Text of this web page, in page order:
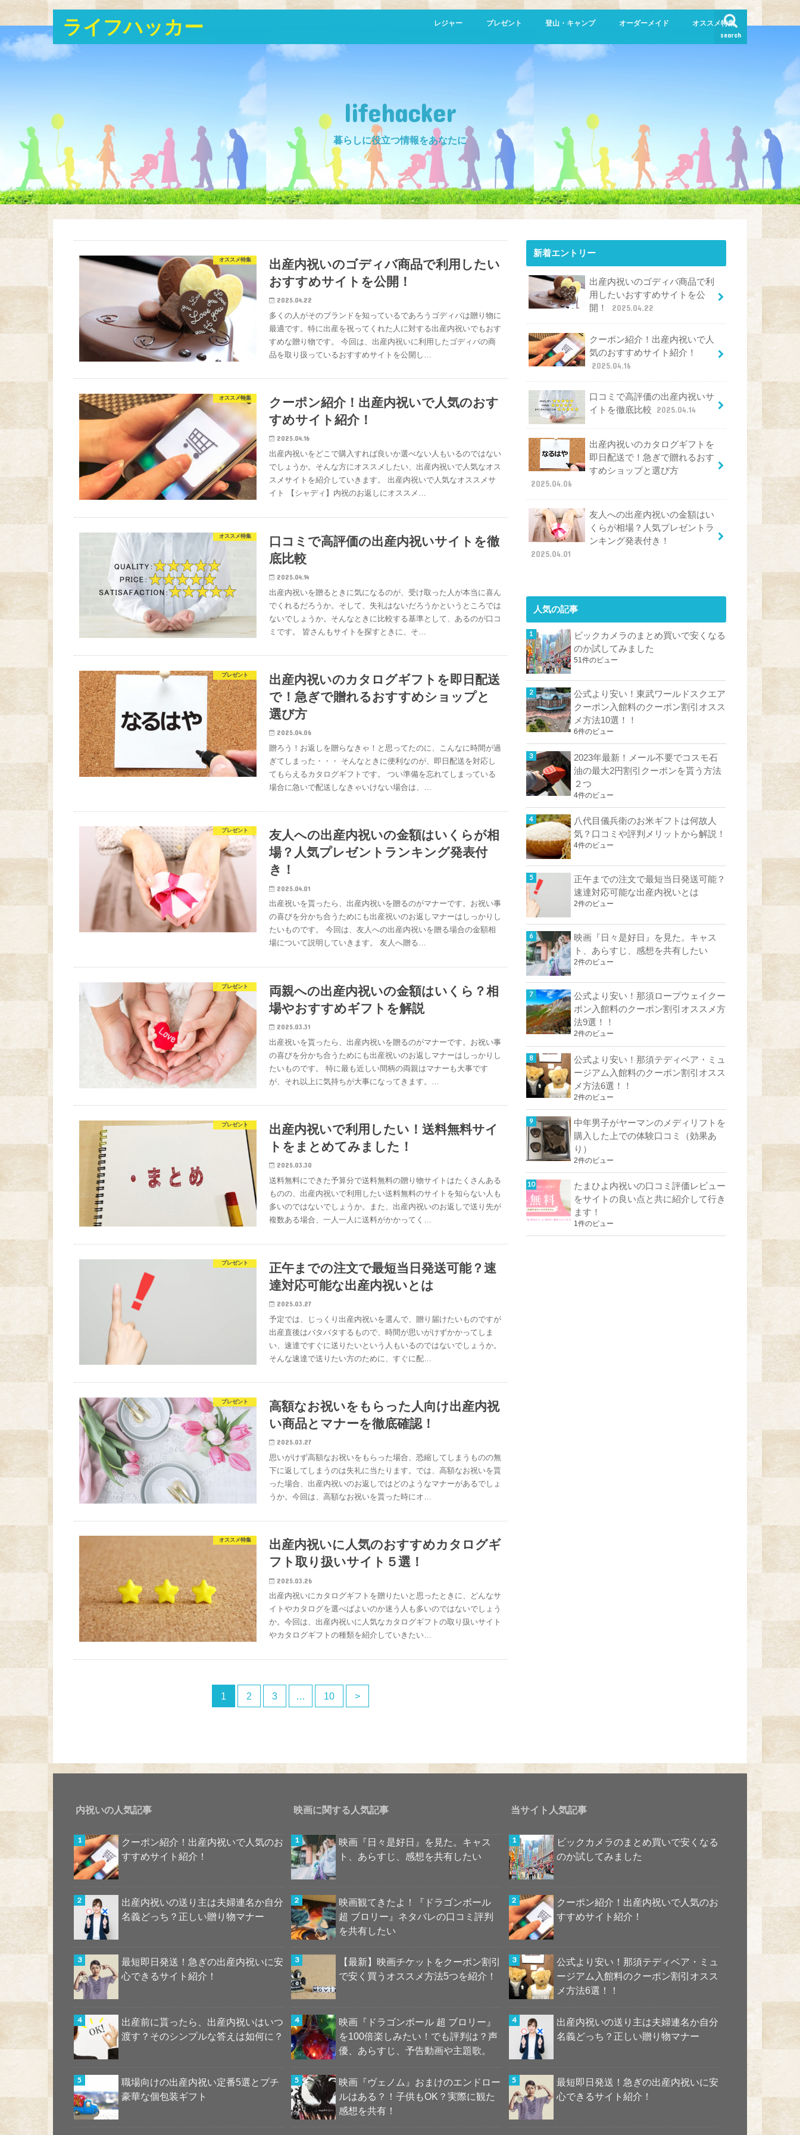
ライフハッカー search
レジャー プレゼント
胡蝶蘭
登山・キャンプ オーダーメイド オススメ特集
lifehacker
暮らしに役立つ情報をあなたに
オススメ特集
出産内祝いのゴディバ商品で利用したい
おすすめサイトを公開！
2025.04.22
多くの人がそのブランドを知っているであろうゴディバは贈り物に
最適です。特に出産を祝ってくれた人に対する出産内祝いでもおす
すめな贈り物です。 今回は、出産内祝いに利用したゴディバの商
品を取り扱っているおすすめサイトを公開し…
オススメ特集
クーポン紹介！出産内祝いで人気のおす
すめサイト紹介！
2025.04.16
出産内祝いをどこで購入すれば良いか選べない人もいるのではない
でしょうか。そんな方にオススメしたい、出産内祝いで人気なオス
スメサイトを紹介していきます。 出産内祝いで人気なオススメサ
イト 【シャディ】内祝のお返しにオススメ…
オススメ特集
口コミで高評価の出産内祝いサイトを徹
底比較
2025.04.14
出産内祝いを贈るときに気になるのが、受け取った人が本当に喜ん
でくれるだろうか。そして、失礼はないだろうかというところでは
ないでしょうか。そんなときに比較する基準として、あるのが口コ
ミです。 皆さんもサイトを探すときに、そ…
プレゼント
出産内祝いのカタログギフトを即日配送
で！急ぎで贈れるおすすめショップと
選び方
2025.04.06
贈ろう！お返しを贈らなきゃ！と思ってたのに、こんなに時間が過
ぎてしまった・・・ そんなときに便利なのが、即日配送を対応し
てもらえるカタログギフトです。 つい準備を忘れてしまっている
場合に急いで配送しなきゃいけない場合は、…
プレゼント
友人への出産内祝いの金額はいくらが相
場？人気プレゼントランキング発表付
き！
2025.04.01
出産祝いを貰ったら、出産内祝いを贈るのがマナーです。お祝い事
の喜びを分かち合うためにも出産祝いのお返しマナーはしっかりし
たいものです。 今回は、友人への出産内祝いを贈る場合の金額相
場について説明していきます。 友人へ贈る…
プレゼント
両親への出産内祝いの金額はいくら？相
場やおすすめギフトを解説
2025.03.31
出産祝いを貰ったら、出産内祝いを贈るのがマナーです。お祝い事
の喜びを分かち合うためにも出産祝いのお返しマナーはしっかりし
たいものです。 特に最も近しい間柄の両親はマナーも大事です
が、それ以上に気持ちが大事になってきます。…
プレゼント
出産内祝いで利用したい！送料無料サイ
トをまとめてみました！
2025.03.30
送料無料にできた予算分で送料無料の贈り物サイトはたくさんある
ものの、出産内祝いで利用したい送料無料のサイトを知らない人も
多いのではないでしょうか。また、出産内祝いのお返しで送り先が
複数ある場合、一人一人に送料がかかってく…
プレゼント
正午までの注文で最短当日発送可能？速
達対応可能な出産内祝いとは
2025.03.27
予定では、じっくり出産内祝いを選んで、贈り届けたいものですが
出産直後はバタバタするもので、時間が思いがけずかかってしま
い、速達ですぐに送りたいという人もいるのではないでしょうか。
そんな速達で送りたい方のために、すぐに配…
プレゼント
高額なお祝いをもらった人向け出産内祝
い商品とマナーを徹底確認！
2025.03.27
思いがけず高額なお祝いをもらった場合、恐縮してしまうものの無
下に返してしまうのは失礼に当たります。では、高額なお祝いを貰
った場合、出産内祝いのお返しではどのようなマナーがあるでしょ
うか。今回は、高額なお祝いを貰った時にオ…
オススメ特集
出産内祝いに人気のおすすめカタログギ
フト取り扱いサイト５選！
2025.03.26
出産内祝いにカタログギフトを贈りたいと思ったときに、どんなサ
イトやカタログを選べばよいのか迷う人も多いのではないでしょう
か。今回は、出産内祝いに人気なカタログギフトの取り扱いサイト
やカタログギフトの種類を紹介していきたい…
1 2 3 … 10 >
新着エントリー
出産内祝いのゴディバ商品で利
用したいおすすめサイトを公
開！
2025.04.22
クーポン紹介！出産内祝いで人
気のおすすめサイト紹介！
2025.04.16
口コミで高評価の出産内祝いサ
イトを徹底比較
2025.04.14
出産内祝いのカタログギフトを
即日配送で！急ぎで贈れるおす
すめショップと選び方
2025.04.06
友人への出産内祝いの金額はい
くらが相場？人気プレゼントラ
ンキング発表付き！
2025.04.01
人気の記事
ビックカメラのまとめ買いで安くなる
のか試してみました
51件のビュー
公式より安い！東武ワールドスクエア
クーポン入館料のクーポン割引オスス
メ方法10選！！
6件のビュー
2023年最新！メール不要でコスモ石
油の最大2円割引クーポンを貰う方法
２つ
4件のビュー
八代目儀兵衛のお米ギフトは何故人
気？口コミや評判メリットから解説！
4件のビュー
正午までの注文で最短当日発送可能？
速達対応可能な出産内祝いとは
2件のビュー
映画『日々是好日』を見た。キャス
ト、あらすじ、感想を共有したい
2件のビュー
公式より安い！那須ロープウェイクー
ポン入館料のクーポン割引オススメ方
法9選！！
2件のビュー
公式より安い！那須テディベア・ミュ
ージアム入館料のクーポン割引オスス
メ方法6選！！
2件のビュー
中年男子がヤーマンのメディリフトを
購入した上での体験口コミ（効果あ
り）
2件のビュー
たまひよ内祝いの口コミ評価レビュー
をサイトの良い点と共に紹介して行き
ます！
1件のビュー
内祝いの人気記事
クーポン紹介！出産内祝いで人気のお
すすめサイト紹介！
出産内祝いの送り主は夫婦連名か自分
名義どっち？正しい贈り物マナー
最短即日発送！急ぎの出産内祝いに安
心できるサイト紹介！
出産前に貰ったら、出産内祝いはいつ
渡す？そのシンプルな答えは如何に？
職場向けの出産内祝い定番5選とプチ
豪華な個包装ギフト
映画に関する人気記事
映画『日々是好日』を見た。キャス
ト、あらすじ、感想を共有したい
映画観てきたよ！『ドラゴンボール
超 ブロリー』ネタバレの口コミ評判
を共有したい
【最新】映画チケットをクーポン割引
で安く買うオススメ方法5つを紹介！
映画『ドラゴンボール 超 ブロリー』
を100倍楽しみたい！でも評判は？声
優、あらすじ、予告動画や主題歌。
映画『ヴェノム』おまけのエンドロー
ルはある？！子供もOK？実際に観た
感想を共有！
当サイト人気記事
ビックカメラのまとめ買いで安くなる
のか試してみました
クーポン紹介！出産内祝いで人気のお
すすめサイト紹介！
公式より安い！那須テディベア・ミュ
ージアム入館料のクーポン割引オスス
メ方法6選！！
出産内祝いの送り主は夫婦連名か自分
名義どっち？正しい贈り物マナー
最短即日発送！急ぎの出産内祝いに安
心できるサイト紹介！